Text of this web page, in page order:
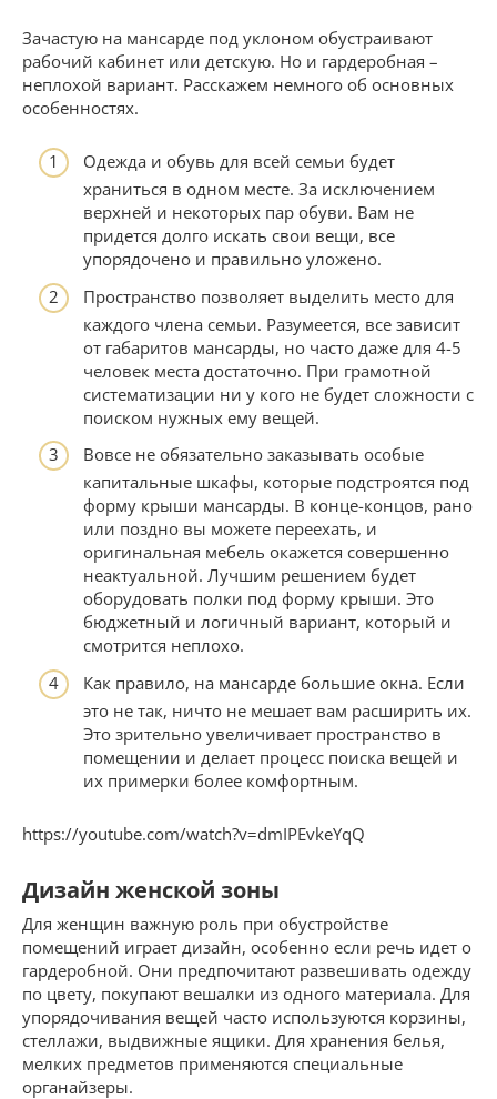
Зачастую на мансарде под уклоном обустраивают
рабочий кабинет или детскую. Но и гардеробная –
неплохой вариант. Расскажем немного об основных
особенностях.
Одежда и обувь для всей семьи будет
храниться в одном месте. За исключением
верхней и некоторых пар обуви. Вам не
придется долго искать свои вещи, все
упорядочено и правильно уложено.
Пространство позволяет выделить место для
каждого члена семьи. Разумеется, все зависит
от габаритов мансарды, но часто даже для 4-5
человек места достаточно. При грамотной
систематизации ни у кого не будет сложности с
поиском нужных ему вещей.
Вовсе не обязательно заказывать особые
капитальные шкафы, которые подстроятся под
форму крыши мансарды. В конце-концов, рано
или поздно вы можете переехать, и
оригинальная мебель окажется совершенно
неактуальной. Лучшим решением будет
оборудовать полки под форму крыши. Это
бюджетный и логичный вариант, который и
смотрится неплохо.
Как правило, на мансарде большие окна. Если
это не так, ничто не мешает вам расширить их.
Это зрительно увеличивает пространство в
помещении и делает процесс поиска вещей и
их примерки более комфортным.
https://youtube.com/watch?v=dmIPEvkeYqQ
Дизайн женской зоны
Для женщин важную роль при обустройстве
помещений играет дизайн, особенно если речь идет о
гардеробной. Они предпочитают развешивать одежду
по цвету, покупают вешалки из одного материала. Для
упорядочивания вещей часто используются корзины,
стеллажи, выдвижные ящики. Для хранения белья,
мелких предметов применяются специальные
органайзеры.